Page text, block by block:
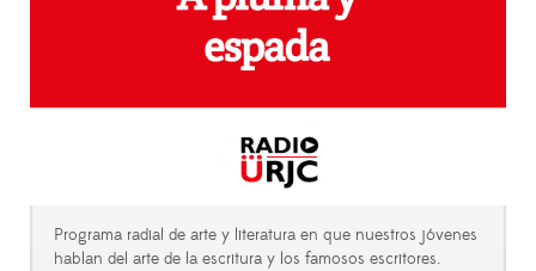
Programa radial de arte y literatura en que nuestros jóvenes
hablan del arte de la escritura y los famosos escritores.